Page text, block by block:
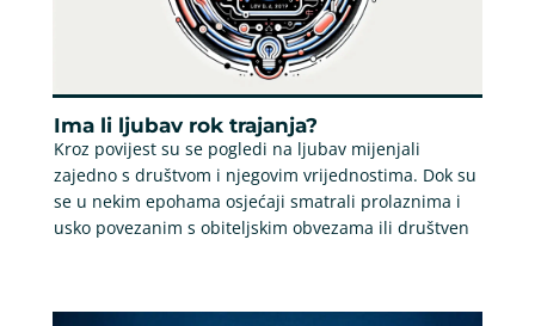
Ima li ljubav rok trajanja?
Kroz povijest su se pogledi na ljubav mijenjali
zajedno s društvom i njegovim vrijednostima. Dok su
se u nekim epohama osjećaji smatrali prolaznima i
usko povezanim s obiteljskim obvezama ili društven